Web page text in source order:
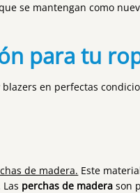
se mantengan como
para tu
en perfectas
de madera. Este
perchas de madera son